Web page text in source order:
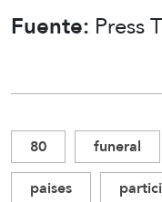
Fuente: Press
80 funeral
paises